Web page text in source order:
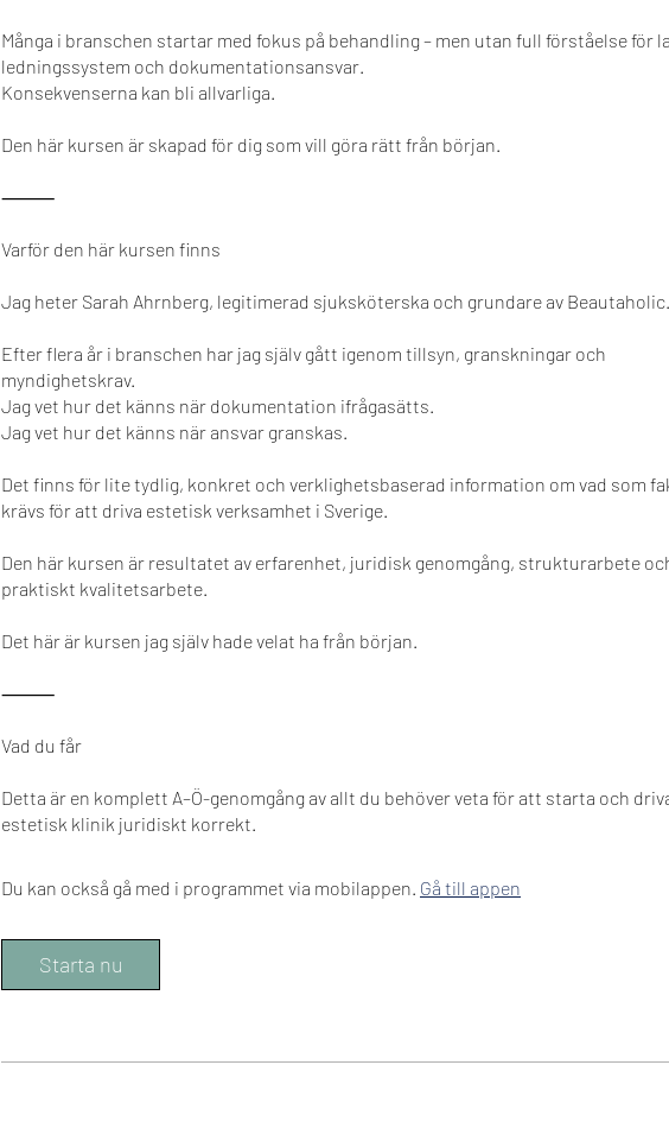
Många i branschen startar med fokus på behandling – men utan full förståelse för
ledningssystem och dokumentationsansvar.
Konsekvenserna kan bli allvarliga.
Den här kursen är skapad för dig som vill göra rätt från början.
⸻
Varför den här kursen finns
Jag heter Sarah Ahrnberg, legitimerad sjuksköterska och grundare av Beautaholic.
Efter flera år i branschen har jag själv gått igenom tillsyn, granskningar och
myndighetskrav.
Jag vet hur det känns när dokumentation ifrågasätts.
Jag vet hur det känns när ansvar granskas.
Det finns för lite tydlig, konkret och verklighetsbaserad information om vad som
krävs för att driva estetisk verksamhet i Sverige.
Den här kursen är resultatet av erfarenhet, juridisk genomgång, strukturarbete
praktiskt kvalitetsarbete.
Det här är kursen jag själv hade velat ha från början.
⸻
Vad du får
Detta är en komplett A–Ö-genomgång av allt du behöver veta för att starta och
estetisk klinik juridiskt korrekt.
Du kan också gå med i programmet via mobilappen. Gå till appen
Starta nu